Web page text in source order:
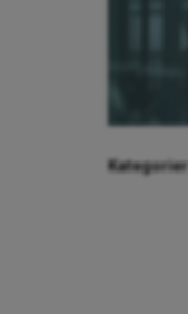
Kategorier: